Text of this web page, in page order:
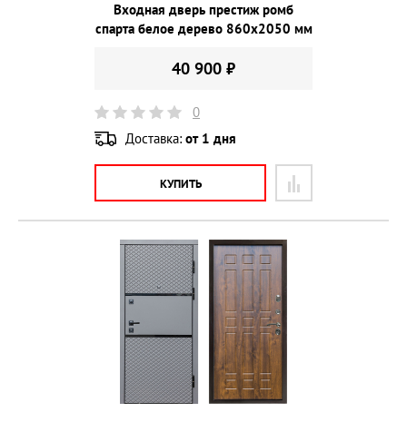
Входная дверь престиж ромб
спарта белое дерево 860х2050 мм
40 900 ₽
0
Доставка: от 1 дня
КУПИТЬ